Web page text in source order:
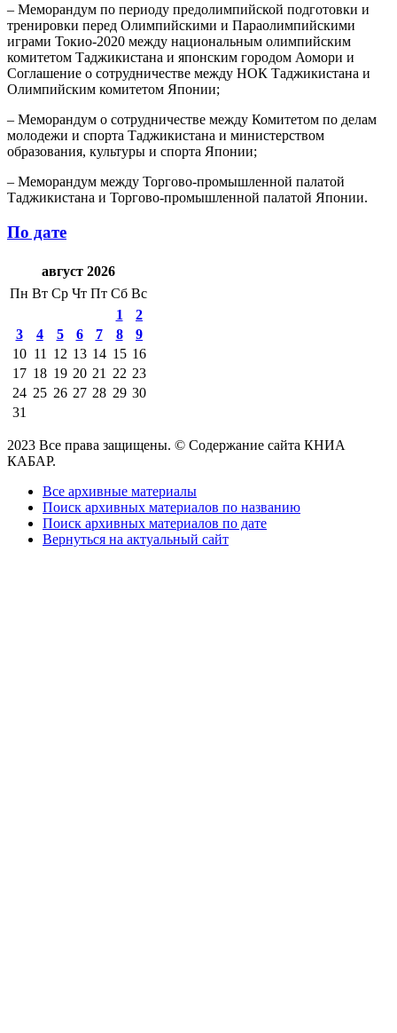
– Меморандум по периоду предолимпийской подготовки и
тренировки перед Олимпийскими и Параолимпийскими
играми Токио-2020 между национальным олимпийским
комитетом Таджикистана и японским городом Аомори и
Соглашение о сотрудничестве между НОК Таджикистана и
Олимпийским комитетом Японии;
– Меморандум о сотрудничестве между Комитетом по делам
молодежи и спорта Таджикистана и министерством
образования, культуры и спорта Японии;
– Меморандум между Торгово-промышленной палатой
Таджикистана и Торгово-промышленной палатой Японии.
По дате
август 2026
Пн Вт Ср Чт Пт Сб Вс
1
2
3
4 5 6 7 8
9
10 11 12 13 14 15 16
17 18 19 20 21 22 23
24 25 26 27 28 29 30
31
2023 Все права защищены. © Содержание сайта КНИА
КАБАР.
Все архивные материалы
Поиск архивных материалов по названию
Поиск архивных материалов по дате
Вернуться на актуальный сайт